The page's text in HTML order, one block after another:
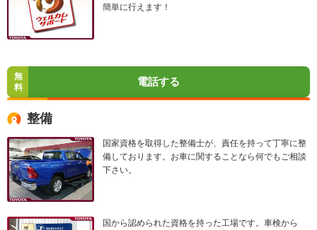
簡単に行えます！
無
料
電話する
整備
国家資格を取得した整備士が、責任を持って丁寧に整
備しております。お車に関することなら何でもご相談
下さい。
国から認められた資格を持った工場です。車検から